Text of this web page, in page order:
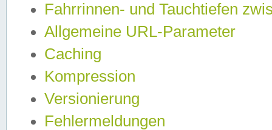
Fahrrinnen- und Tauchtiefen
Allgemeine URL-Parameter
Caching
Kompression
Versionierung
Fehlermeldungen